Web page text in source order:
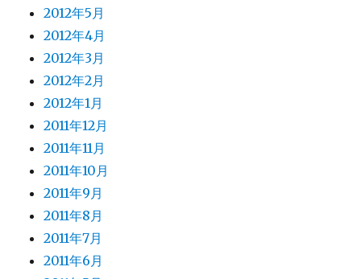
2012年5月
2012年4月
2012年3月
2012年2月
2012年1月
2011年12月
2011年11月
2011年10月
2011年9月
2011年8月
2011年7月
2011年6月